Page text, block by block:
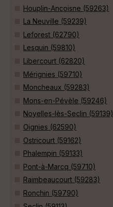
Houplin-Ancoisne (59263)
La Neuville (59239)
Leforest (62790)
Lesquin (59810)
Libercourt (62820)
Mérignies (59710)
Moncheaux (59283)
Mons-en-Pévèle (59246)
Noyelles-lès-Seclin (59139)
Oignies (62590)
Ostricourt (59162)
Phalempin (59133)
Pont-à-Marcq (59710)
Raimbeaucourt (59283)
Ronchin (59790)